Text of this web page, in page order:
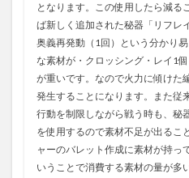
となります。この使用したら減る
ば新しく追加された秘器「リフレ
奥義再発動（1回）という分かり
な素材が・クロッシング・レイ1
が重いです。なので火力に傾けた
発生することになります。また従
行動を制限しながら戦う時も、秘
を使用するので素材不足が出るこ
ャーのバレット作成に素材が持っ
いうことで消費する素材の量が多